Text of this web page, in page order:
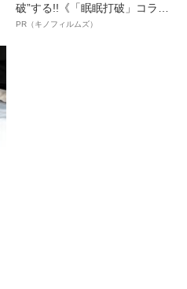
破”する!!《「眠眠打破」コラ
ボ》
PR（キノフィルムズ）